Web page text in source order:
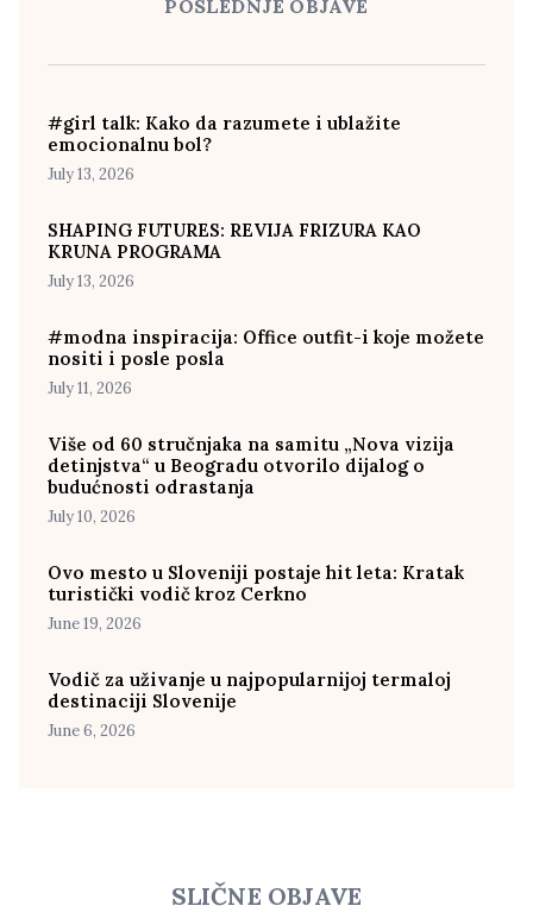
POSLEDNJE OBJAVE
#girl talk: Kako da razumete i ublažite
emocionalnu bol?
July 13, 2026
SHAPING FUTURES: REVIJA FRIZURA KAO
KRUNA PROGRAMA
July 13, 2026
#modna inspiracija: Office outfit-i koje možete
nositi i posle posla
July 11, 2026
Više od 60 stručnjaka na samitu „Nova vizija
detinjstva“ u Beogradu otvorilo dijalog o
budućnosti odrastanja
July 10, 2026
Ovo mesto u Sloveniji postaje hit leta: Kratak
turistički vodič kroz Cerkno
June 19, 2026
Vodič za uživanje u najpopularnijoj termaloj
destinaciji Slovenije
June 6, 2026
SLIČNE OBJAVE